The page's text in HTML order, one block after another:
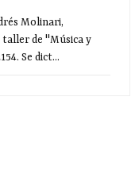
Molinari,
de "Música y
Se dict...